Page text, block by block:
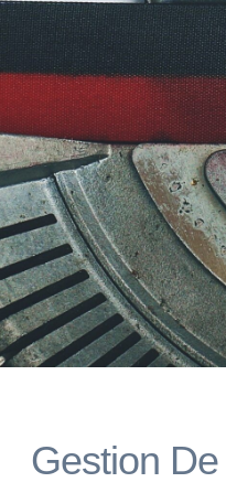
Gestion